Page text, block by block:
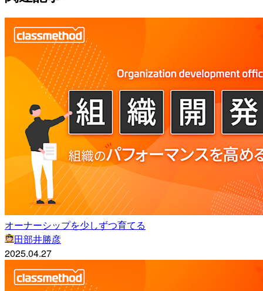
オーナーシップを少しずつ育てる
田部井勝彦
2025.04.27